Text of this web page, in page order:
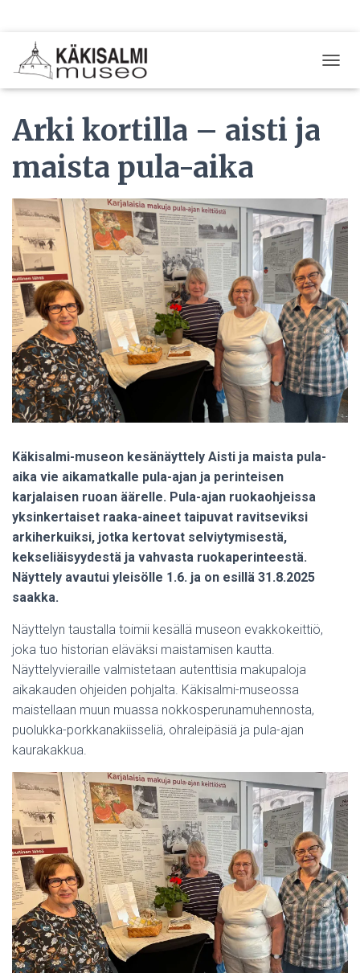
O
I
G
A
T
I
O
N
Arki kortilla – aisti ja
maista pula-aika
Käkisalmi-museon kesänäyttely Aisti ja maista pula-
aika vie aikamatkalle pula-ajan ja perinteisen
karjalaisen ruoan äärelle. Pula-ajan ruokaohjeissa
yksinkertaiset raaka-aineet taipuvat ravitseviksi
arkiherkuiksi, jotka kertovat selviytymisestä,
kekseliäisyydestä ja vahvasta ruokaperinteestä.
Näyttely avautui yleisölle 1.6. ja on esillä 31.8.2025
saakka.
Näyttelyn taustalla toimii kesällä museon evakkokeittiö,
joka tuo historian eläväksi maistamisen kautta.
Näyttelyvieraille valmistetaan autenttisia makupaloja
aikakauden ohjeiden pohjalta. Käkisalmi-museossa
maistellaan muun muassa nokkosperunamuhennosta,
puolukka-porkkanakiisseliä, ohraleipäsiä ja pula-ajan
kaurakakkua.